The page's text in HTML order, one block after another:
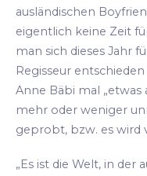
ausländischen
eigentlich keine Zeit
man sich dieses Jahr
Regisseur
Anne Bäbi mal „etwas
mehr oder weniger
geprobt, bzw. es wird
„Es ist die Welt, in der